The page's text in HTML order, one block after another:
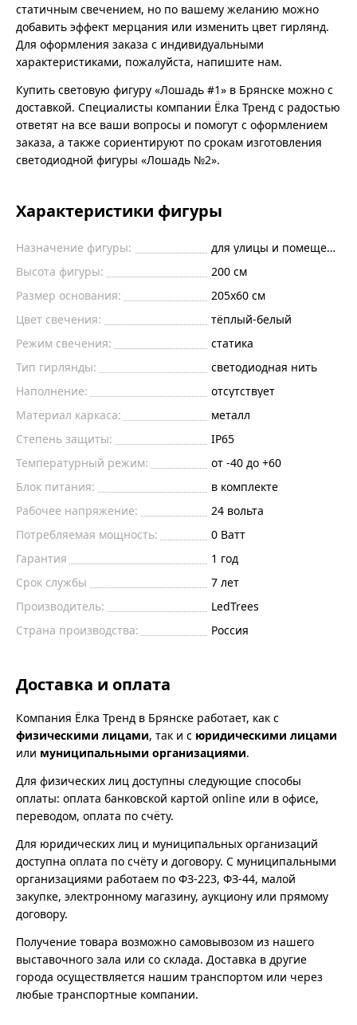
статичным свечением, но по вашему желанию можно
добавить эффект мерцания или изменить цвет гирлянд.
Для оформления заказа с индивидуальными
характеристиками, пожалуйста, напишите нам.
Купить световую фигуру «Лошадь #1» в Брянске можно с
доставкой. Специалисты компании Ёлка Тренд с радостью
ответят на все ваши вопросы и помогут с оформлением
заказа, а также сориентируют по срокам изготовления
светодиодной фигуры «Лошадь №2».
Характеристики фигуры
Назначение фигуры:
для улицы и помещений
Высота фигуры:
200 см
Размер основания:
205x60 см
Цвет свечения:
тёплый-белый
Режим свечения:
статика
Тип гирлянды:
светодиодная нить
Наполнение:
отсутствует
Материал каркаса:
металл
Степень защиты:
IP65
Температурный режим:
от -40 до +60
Блок питания:
в комплекте
Рабочее напряжение:
24 вольта
Потребляемая мощность:
0 Ватт
Гарантия
1 год
Срок службы
7 лет
Производитель:
LedTrees
Страна производства:
Россия
Доставка и оплата
Компания Ёлка Тренд в Брянске работает, как с
физическими лицами, так и с юридическими лицами
или муниципальными организациями.
Для физических лиц доступны следующие способы
оплаты: оплата банковской картой online или в офисе,
переводом, оплата по счёту.
Для юридических лиц и муниципальных организаций
доступна оплата по счёту и договору. С муниципальными
организациями работаем по ФЗ-223, ФЗ-44, малой
закупке, электронному магазину, аукциону или прямому
договору.
Получение товара возможно самовывозом из нашего
выставочного зала или со склада. Доставка в другие
города осуществляется нашим транспортом или через
любые транспортные компании.